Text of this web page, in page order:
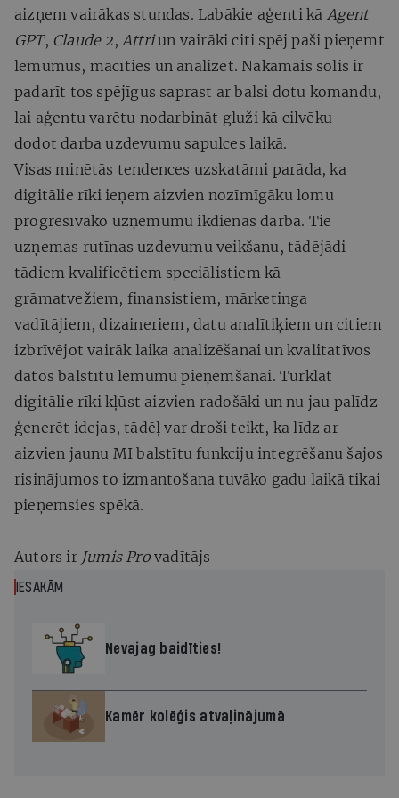
aizņem vairākas stundas. Labākie aģenti kā Agent
GPT, Claude 2, Attriun vairāki citi spēj paši pieņemt
lēmumus, mācīties un analizēt. Nākamais solis ir
padarīt tos spējīgus saprast ar balsi dotu komandu,
lai aģentu varētu nodarbināt gluži kā cilvēku –
dodot darba uzdevumu sapulces laikā.
Visas minētās tendences uzskatāmi parāda, ka
digitālie rīki ieņem aizvien nozīmīgāku lomu
progresīvāko uzņēmumu ikdienas darbā. Tie
uzņemas rutīnas uzdevumu veikšanu, tādējādi
tādiem kvalificētiem speciālistiem kā
grāmatvežiem, finansistiem, mārketinga
vadītājiem, dizaineriem, datu analītiķiem un citiem
izbrīvējot vairāk laika analizēšanai un kvalitatīvos
datos balstītu lēmumu pieņemšanai. Turklāt
digitālie rīki kļūst aizvien radošāki un nu jau palīdz
ģenerēt idejas, tādēļ var droši teikt, ka līdz ar
aizvien jaunu MI balstītu funkciju integrēšanu šajos
risinājumos to izmantošana tuvāko gadu laikā tikai
pieņemsies spēkā.
Autors ir Jumis Provadītājs
IESAKĀM
Nevajag baidīties!
Kamēr kolēģis atvaļinājumā